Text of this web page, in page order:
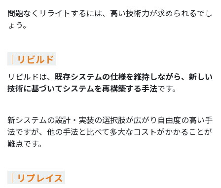
問題なくリライトするには、高い技術力が求められるでし
ょう。
｜リビルド
リビルドは、 既存システムの仕様を維持しながら、新しい
技術に基づいてシステムを再構築する手法です。
新システムの設計・実装の選択肢が広がり自由度の高い手
法ですが、他の手法と比べて多大なコストがかかることが
難点です。
｜リプレイス